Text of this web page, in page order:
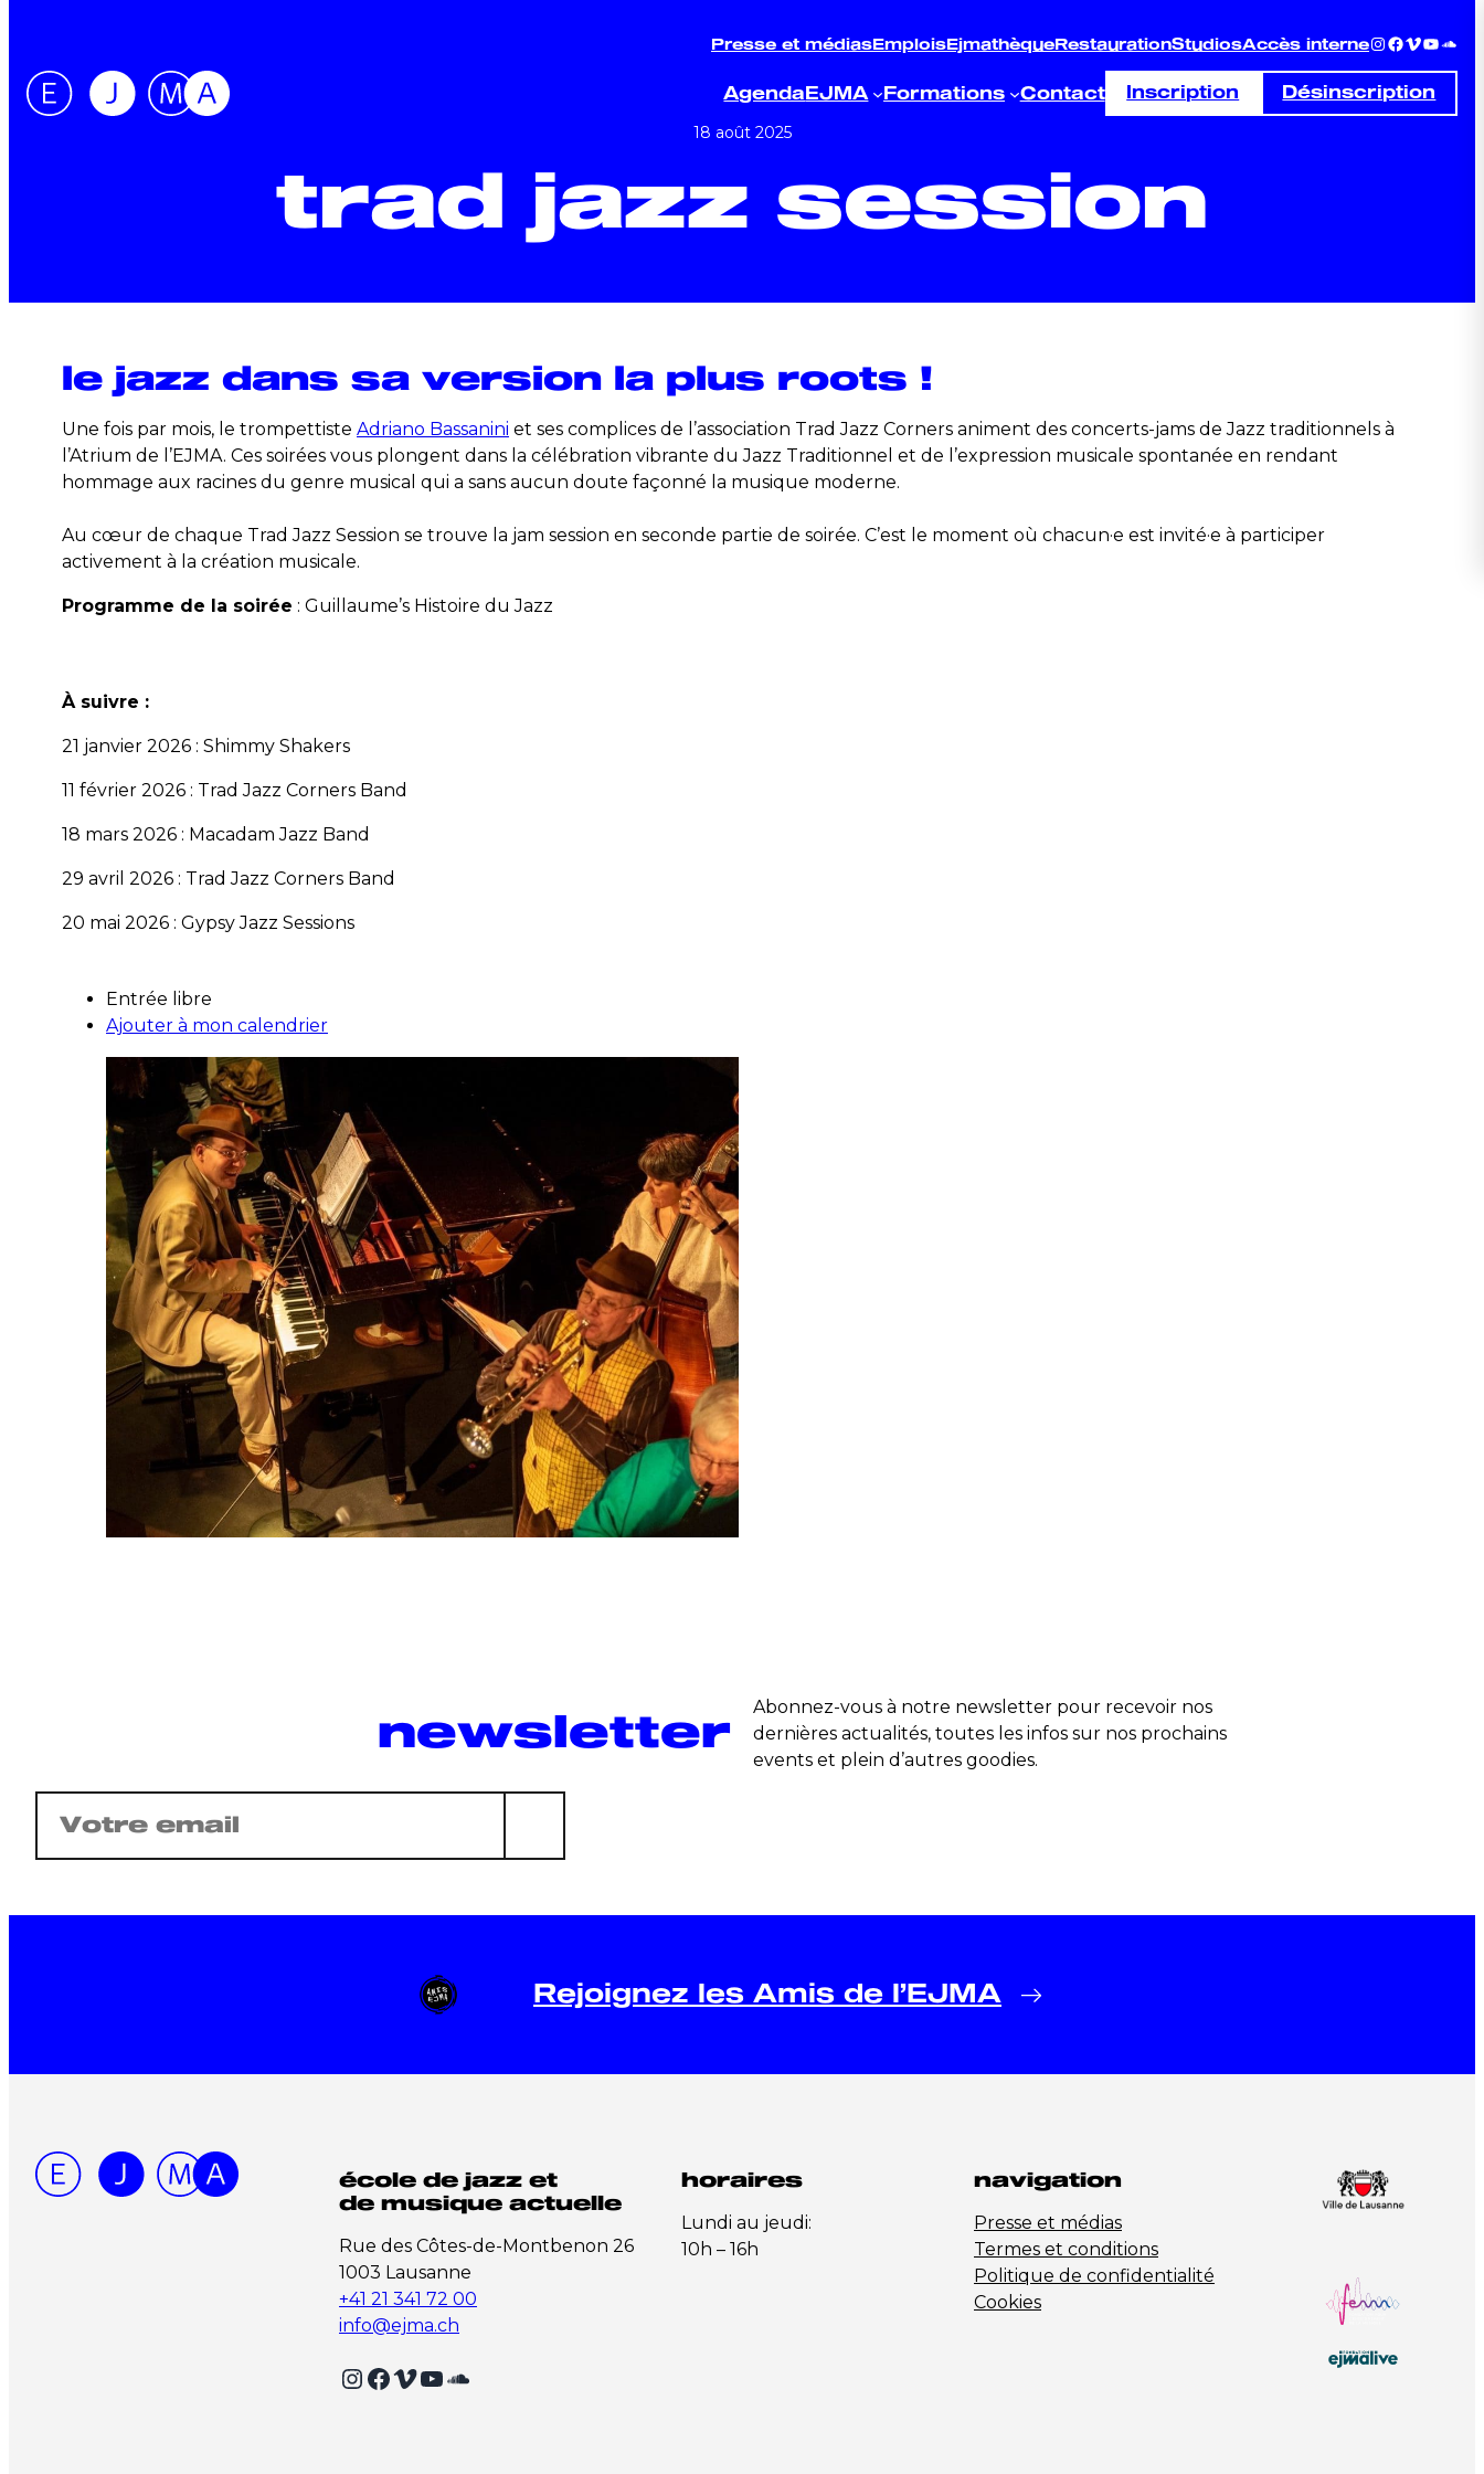
Presse et médiasEmploisEjmathèqueRestaurationStudiosAccès interneInstagram
Facebook
Vimeo
AgendaEJMA Formations Contact Inscription Désinscription
18 août 2025
trad jazz session
le jazz dans sa version la plus roots !
Une fois par mois, le trompettiste Adriano Bassanini et ses complices de l’association Trad Jazz Corners animent des concerts-jams de Jazz traditionnels à
l’Atrium de l’EJMA. Ces soirées vous plongent dans la célébration vibrante du Jazz Traditionnel et de l’expression musicale spontanée en rendant
hommage aux racines du genre musical qui a sans aucun doute façonné la musique moderne.
Au cœur de chaque Trad Jazz Session se trouve la jam session en seconde partie de soirée. C’est le moment où chacun·e est invité·e à participer
activement à la création musicale.
Programme de la soirée : Guillaume’s Histoire du Jazz
À suivre :
21 janvier 2026 : Shimmy Shakers
11 février 2026 : Trad Jazz Corners Band
18 mars 2026 : Macadam Jazz Band
29 avril 2026 : Trad Jazz Corners Band
20 mai 2026 : Gypsy Jazz Sessions
Entrée libre
Ajouter à mon calendrier
newsletter
Abonnez-vous à notre newsletter pour recevoir nos
dernières actualités, toutes les infos sur nos prochains
events et plein d’autres goodies.
mail(Nécessaire)
Rejoignez les Amis de l’EJMA
école de jazz et
de musique actuelle
Rue des Côtes-de-Montbenon 26
1003 Lausanne
+41 21 341 72 00
info@ejma.ch
InstagramFacebook Vimeo YouTube SoundCloud
horaires
Lundi au jeudi:
10h – 16h
navigation
Presse et médias
Termes et conditions
Politique de confidentialité
Cookies